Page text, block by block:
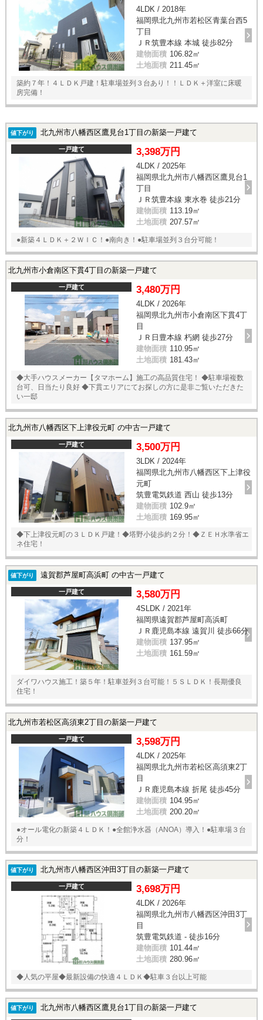
4LDK / 2018年
福岡県北九州市若松区青葉台西5
丁目
ＪＲ筑豊本線 本城 徒歩82分
建物面積 106.82㎡
土地面積 211.45㎡
築約７年！４ＬＤＫ戸建！駐車場並列３台あり！！ＬＤＫ＋洋室に床暖
房完備！
値下がり 北九州市八幡西区鷹見台1丁目の新築一戸建て
一戸建て 3,398万円
4LDK / 2025年
福岡県北九州市八幡西区鷹見台1
丁目
ＪＲ筑豊本線 東水巻 徒歩21分
建物面積 113.19㎡
土地面積 207.57㎡
●新築４ＬＤＫ＋２ＷＩＣ！●南向き！●駐車場並列３台分可能！
北九州市小倉南区下貫4丁目の新築一戸建て
一戸建て 3,480万円
4LDK / 2026年
福岡県北九州市小倉南区下貫4丁
目
ＪＲ日豊本線 朽網 徒歩27分
建物面積 110.95㎡
土地面積 181.43㎡
◆大手ハウスメーカー【タマホーム】施工の高品質住宅！ ◆駐車場複数
台可、日当たり良好 ◆下貫エリアにてお探しの方に是非ご覧いただきた
い一邸
北九州市八幡西区下上津役元町 の中古一戸建て
一戸建て 3,500万円
3LDK / 2024年
福岡県北九州市八幡西区下上津役
元町
筑豊電気鉄道 西山 徒歩13分
建物面積 102.9㎡
土地面積 169.95㎡
◆下上津役元町の３ＬＤＫ戸建！◆塔野小徒歩約２分！◆ＺＥＨ水準省エ
ネ住宅！
値下がり 遠賀郡芦屋町高浜町 の中古一戸建て
一戸建て 3,580万円
4SLDK / 2021年
福岡県遠賀郡芦屋町高浜町
ＪＲ鹿児島本線 遠賀川 徒歩66分
建物面積 137.95㎡
土地面積 161.59㎡
ダイワハウス施工！築５年！駐車並列３台可能！５ＳＬＤＫ！長期優良
住宅！
北九州市若松区高須東2丁目の新築一戸建て
一戸建て 3,598万円
4LDK / 2025年
福岡県北九州市若松区高須東2丁
目
ＪＲ鹿児島本線 折尾 徒歩45分
建物面積 104.95㎡
土地面積 200.20㎡
●オール電化の新築４ＬＤＫ！●全館浄水器（ANOA）導入！●駐車場３台
分！
値下がり 北九州市八幡西区沖田3丁目の新築一戸建て
一戸建て 3,698万円
4LDK / 2026年
福岡県北九州市八幡西区沖田3丁
目
筑豊電気鉄道 - 徒歩16分
建物面積 101.44㎡
土地面積 280.96㎡
◆人気の平屋◆最新設備の快適４ＬＤＫ◆駐車３台以上可能
値下がり 北九州市八幡西区鷹見台1丁目の新築一戸建て